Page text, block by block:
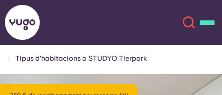
Tipus d'habitacions a STUDYO Tierpark